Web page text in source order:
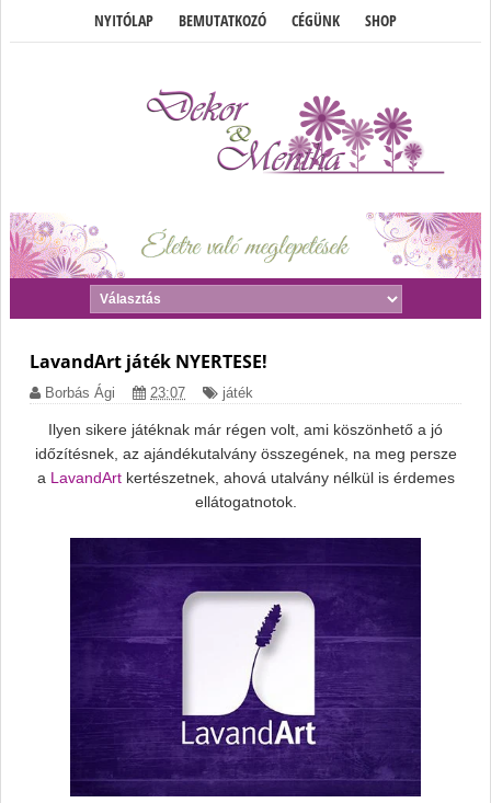
NYITÓLAP BEMUTATKOZÓ CÉGÜNK SHOP
LavandArt játék NYERTESE!
Borbás Ági 23:07 játék
Ilyen sikere játéknak már régen volt, ami köszönhető a jó
időzítésnek, az ajándékutalvány összegének, na meg persze
a LavandArtkertészetnek, ahová utalvány nélkül is érdemes
ellátogatnotok.